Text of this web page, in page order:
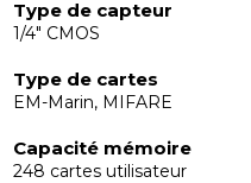
Type de capteur
1/4" CMOS
Type de cartes
EM-Marin, MIFARE
Capacité mémoire
248 cartes utilisateur